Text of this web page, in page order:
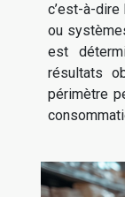
c’est-à-
ou
est
résultats
périmètre